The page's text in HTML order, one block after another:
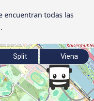
encuentran todas las
Split Viena